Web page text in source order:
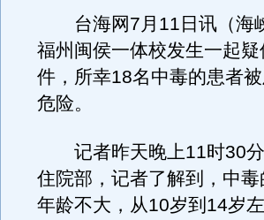
台海网7月11日讯（海
福州闽侯一体校发生一起
件，所幸18名中毒的患者
危险。
记者昨天晚上11时30分
住院部，记者了解到，中
年龄不大，从10岁到14岁